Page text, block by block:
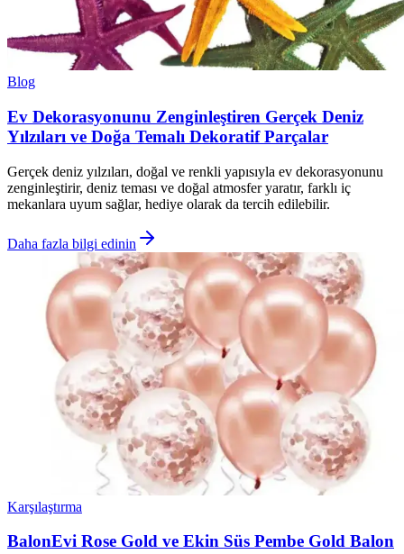
Blog
Ev Dekorasyonunu Zenginleştiren Gerçek Deniz
Yılzıları ve Doğa Temalı Dekoratif Parçalar
Gerçek deniz yılzıları, doğal ve renkli yapısıyla ev dekorasyonunu
zenginleştirir, deniz teması ve doğal atmosfer yaratır, farklı iç
mekanlara uyum sağlar, hediye olarak da tercih edilebilir.
Daha fazla bilgi edinin
Karşılaştırma
BalonEvi Rose Gold ve Ekin Süs Pembe Gold Balon